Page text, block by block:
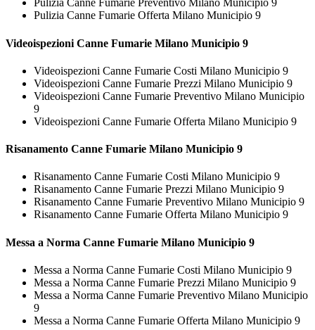
Pulizia Canne Fumarie Preventivo Milano Municipio 9
Pulizia Canne Fumarie Offerta Milano Municipio 9
Videoispezioni Canne Fumarie Milano Municipio 9
Videoispezioni Canne Fumarie Costi Milano Municipio 9
Videoispezioni Canne Fumarie Prezzi Milano Municipio 9
Videoispezioni Canne Fumarie Preventivo Milano Municipio
9
Videoispezioni Canne Fumarie Offerta Milano Municipio 9
Risanamento Canne Fumarie Milano Municipio 9
Risanamento Canne Fumarie Costi Milano Municipio 9
Risanamento Canne Fumarie Prezzi Milano Municipio 9
Risanamento Canne Fumarie Preventivo Milano Municipio 9
Risanamento Canne Fumarie Offerta Milano Municipio 9
Messa a Norma Canne Fumarie Milano Municipio 9
Messa a Norma Canne Fumarie Costi Milano Municipio 9
Messa a Norma Canne Fumarie Prezzi Milano Municipio 9
Messa a Norma Canne Fumarie Preventivo Milano Municipio
9
Messa a Norma Canne Fumarie Offerta Milano Municipio 9